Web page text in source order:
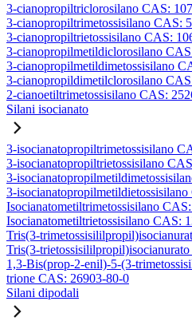
3-cianopropiltriclorosilano CAS:
3-cianopropiltrimetossisilano CAS:
3-cianopropiltrietossisilano CAS:
3-cianopropilmetildiclorosilano
3-cianopropilmetildimetossisilano
3-cianopropildimetilclorosilano
2-cianoetiltrimetossisilano CAS:
Silani isocianato
3-isocianatopropiltrimetossisilano
3-isocianatopropiltrietossisilano
3-
3-
Isocianatometiltrimetossisilano
Isocianatometiltrietossisilano CAS:
Tris(3-
Tris(3-
1,3-Bis(prop-2-enil)-5-(3-
trione CAS: 26903-80-0
Silani dipodali